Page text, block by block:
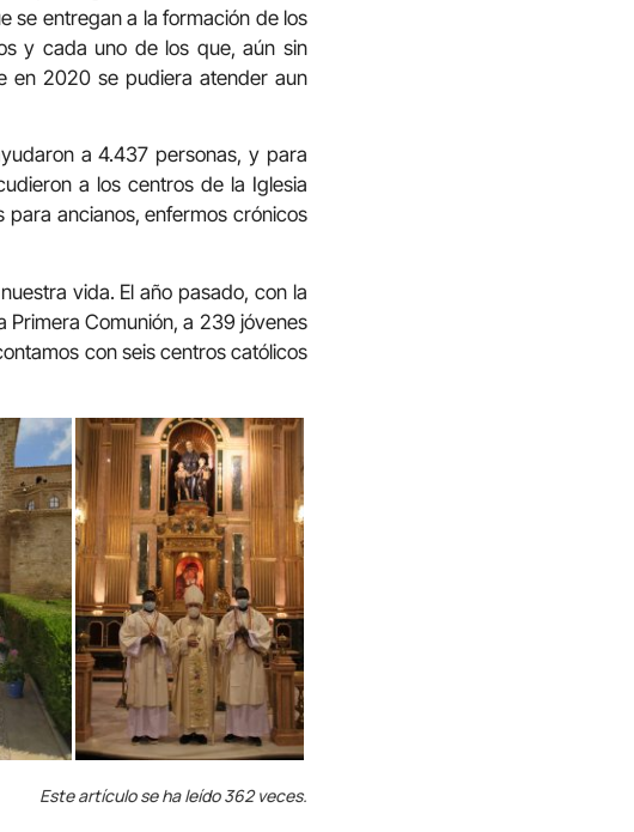
se entregan a la formación de los
y cada uno de los que, aún sin
en 2020 se pudiera atender aun
a 4.437 personas, y para
a los centros de la Iglesia
ancianos, enfermos crónicos
vida. El año pasado, con la
Primera Comunión, a 239 jóvenes
con seis centros católicos
Este artículo se ha leído 362 veces.